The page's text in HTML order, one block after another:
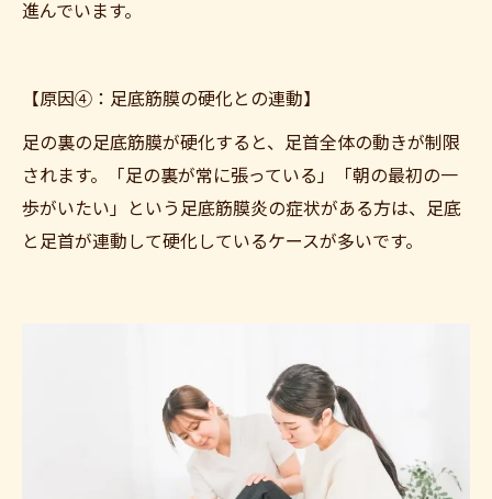
進んでいます。
【原因④：足底筋膜の硬化との連動】
足の裏の足底筋膜が硬化すると、足首全体の動きが制限
されます。「足の裏が常に張っている」「朝の最初の一
歩がいたい」という足底筋膜炎の症状がある方は、足底
と足首が連動して硬化しているケースが多いです。